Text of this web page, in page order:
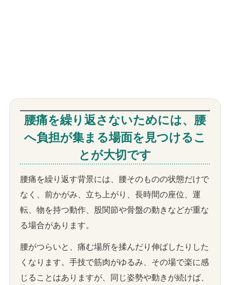
腰痛を繰り返さないためには、腰
へ負担が集まる場面を見つけるこ
とが大切です
腰痛を繰り返す背景には、腰そのものの状態だけで
なく、前かがみ、立ち上がり、長時間の座位、運
転、物を持つ動作、股関節や骨盤の動きなどが重な
る場合があります。
腰がつらいと、痛む場所を揉んだり伸ばしたりした
くなります。手技で筋肉がゆるみ、その場で楽に感
じることはありますが、同じ姿勢や動きが続けば、